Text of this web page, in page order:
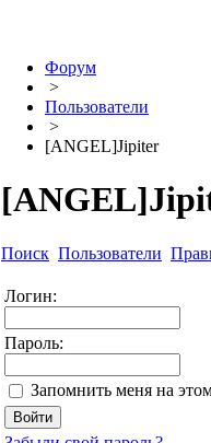
Форум
>
Пользователи
>
[ANGEL]Jipiter
Поиск Пользователи
Логин:
Пароль:
Запомнить меня на